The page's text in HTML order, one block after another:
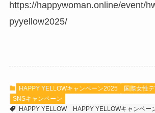
https://happywoman.online/event/
pyyellow2025/
HAPPY YELLOWキャンペーン2025
国際女性
SNSキャンペーン
HAPPY YELLOW
HAPPY YELLOWキャンペー